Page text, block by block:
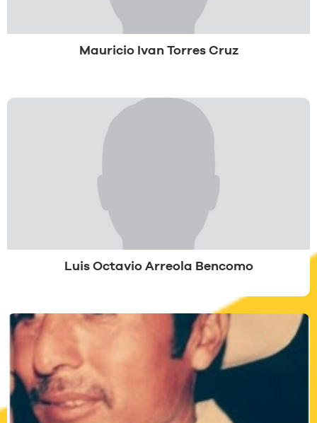
Mauricio Ivan Torres Cruz
Luis Octavio Arreola Bencomo